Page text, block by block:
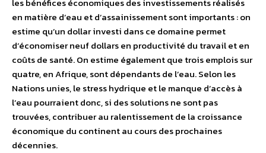
les bénéfices économiques des investissements réalisés
en matière d’eau et d’assainissement sont importants : on
estime qu’un dollar investi dans ce domaine permet
d’économiser neuf dollars en productivité du travail et en
coûts de santé. On estime également que trois emplois sur
quatre, en Afrique, sont dépendants de l’eau. Selon les
Nations unies, le stress hydrique et le manque d’accès à
l’eau pourraient donc, si des solutions ne sont pas
trouvées, contribuer au ralentissement de la croissance
économique du continent au cours des prochaines
décennies.